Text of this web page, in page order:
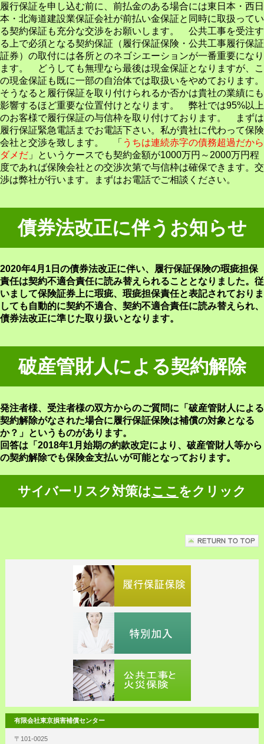
履行保証を申し込む前に、前払金のある場合には東日本・西日
本・北海道建設業保証会社が前払い金保証と同時に取扱ってい
る契約保証も充分な交渉をお願いします。 公共工事を受注す
る上で必須となる契約保証（履行保証保険・公共工事履行保証
証券）の取付には各所とのネゴシエーションが一番重要になり
ます。 どうしても無理なら最後は現金保証となりますが、こ
の現金保証も既に一部の自治体では取扱いをやめております。
そうなると履行保証を取り付けられるか否かは貴社の業績にも
影響するほど重要な位置付けとなります。 弊社では95%以上
のお客様で履行保証の与信枠を取り付けております。 まずは
履行保証緊急電話までお電話下さい。私が貴社に代わって保険
会社と交渉を致します。 「 うちは連続赤字の債務超過だから
ダメだ 」というケースでも契約金額が1000万円～2000万円程
度であれば保険会社との交渉次第で与信枠は確保できます。交
渉は弊社が行います。まずはお電話でご相談ください。
債券法改正に伴うお知らせ
2020年4月1日の債券法改正に伴い、履行保証保険の瑕疵担保
責任は契約不適合責任に読み替えられることとなりました。従
いまして保険証券上に瑕疵、瑕疵担保責任と表記されておりま
しても自動的に契約不適合、契約不適合責任に読み替えられ、
債券法改正に準じた取り扱いとなります。
破産管財人による契約解除
発注者様、受注者様の双方からのご質問に「破産管財人による
契約解除がなされた場合に履行保証保険は補償の対象となる
か？」というものがあります。
回答は「2018年1月始期の約款改定により、破産管財人等から
の契約解除でも保険金支払いが可能となっております。
サイバーリスク対策はここ をクリック
有限会社東京損害補償センター
〒101-0025